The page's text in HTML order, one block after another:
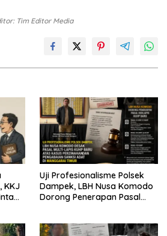
Tim Editor Media
KKJ
Uji Profesionalisme Polsek
Dampek, LBH Nusa Komodo
Dorong Penerapan Pasal
Pengabaian Sanksi Adat